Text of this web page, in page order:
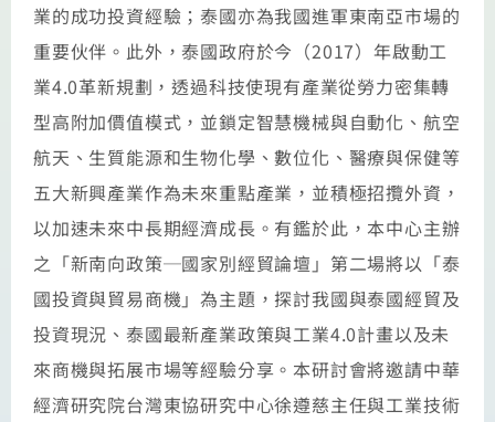
業的成功投資經驗；泰國亦為我國進軍東南亞市場的
重要伙伴。此外，泰國政府於今（2017）年啟動工
業4.0革新規劃，透過科技使現有產業從勞力密集轉
型高附加價值模式，並鎖定智慧機械與自動化、航空
航天、生質能源和生物化學、數位化、醫療與保健等
五大新興產業作為未來重點產業，並積極招攬外資，
以加速未來中長期經濟成長。有鑑於此，本中心主辦
之「新南向政策─國家別經貿論壇」第二場將以「泰
國投資與貿易商機」為主題，探討我國與泰國經貿及
投資現況、泰國最新產業政策與工業4.0計畫以及未
來商機與拓展市場等經驗分享。本研討會將邀請中華
經濟研究院台灣東協研究中心徐遵慈主任與工業技術